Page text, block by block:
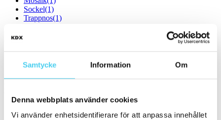
Samtycke Information Om
Denna webbplats använder cookies
Vi använder enhetsidentifierare för att anpassa innehållet
Sockel(1)
Trappnos(1)
Utseende
Sten(1)
Välj en eller flera färger: